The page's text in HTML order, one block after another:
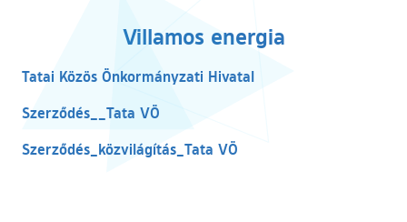
Villamos energia
Tatai Közös Önkormányzati Hivatal(külső hivatkozás)
Szerződés__Tata VÖ
Szerződés_közvilágítás_Tata VÖ